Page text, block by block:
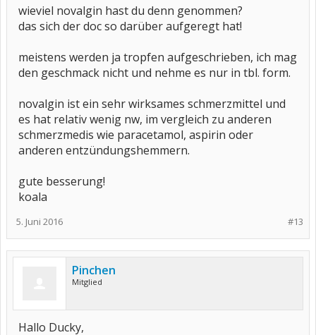
wieviel novalgin hast du denn genommen?
das sich der doc so darüber aufgeregt hat!
meistens werden ja tropfen aufgeschrieben, ich mag
den geschmack nicht und nehme es nur in tbl. form.
novalgin ist ein sehr wirksames schmerzmittel und
es hat relativ wenig nw, im vergleich zu anderen
schmerzmedis wie paracetamol, aspirin oder
anderen entzündungshemmern.
gute besserung!
koala
#13
5. Juni 2016
Pinchen
Mitglied
Hallo Ducky,